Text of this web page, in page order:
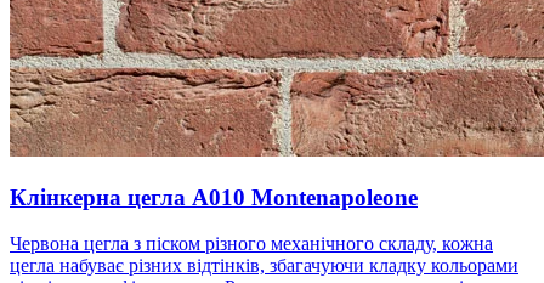
Клінкерна цегла A010 Montenapoleone
Червона цегла з піском різного механічного складу, кожна
цегла набуває різних відтінків, збагачуючи кладку кольорами